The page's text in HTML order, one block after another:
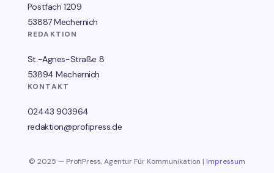
Postfach 1209
53887 Mechernich
REDAKTION
St.-Agnes-Straße 8
53894 Mechernich
KONTAKT
02443 903964
redaktion@profipress.de
© 2025 — ProfiPress, Agentur Für Kommunikation | Impressum